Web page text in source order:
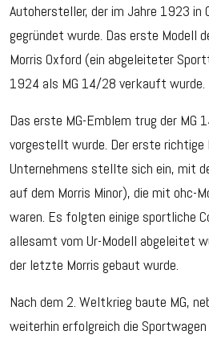
Autohersteller, der im Jahre 1923 in
gegründet wurde. Das erste Modell
Morris Oxford (ein abgeleiteter
1924 als MG 14/28 verkauft wurde.
Das erste MG-Emblem trug der MG
vorgestellt wurde. Der erste richtige
Unternehmens stellte sich ein, mit
auf dem Morris Minor), die mit ohc-
waren. Es folgten einige sportliche
allesamt vom Ur-Modell abgeleitet
der letzte Morris gebaut wurde.
Nach dem 2. Weltkrieg baute MG,
weiterhin erfolgreich die